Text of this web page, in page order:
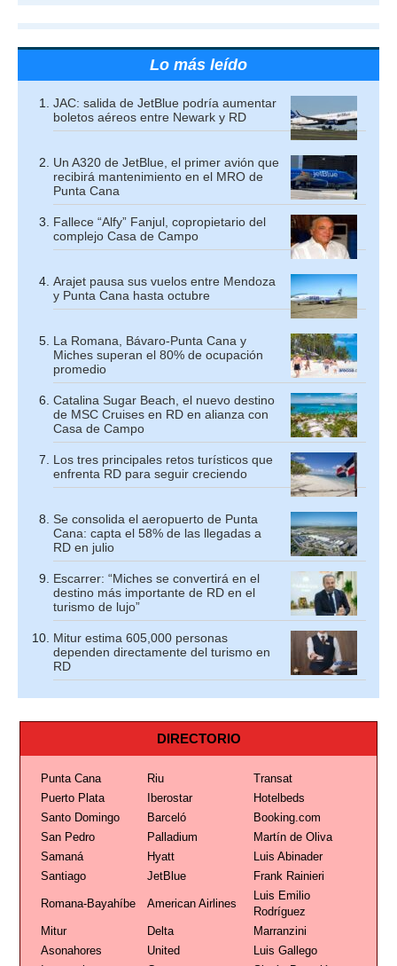
Lo más leído
JAC: salida de JetBlue podría aumentar
boletos aéreos entre Newark y RD
Un A320 de JetBlue, el primer avión que
recibirá mantenimiento en el MRO de
Punta Cana
Fallece “Alfy” Fanjul, copropietario del
complejo Casa de Campo
Arajet pausa sus vuelos entre Mendoza
y Punta Cana hasta octubre
La Romana, Bávaro-Punta Cana y
Miches superan el 80% de ocupación
promedio
Catalina Sugar Beach, el nuevo destino
de MSC Cruises en RD en alianza con
Casa de Campo
Los tres principales retos turísticos que
enfrenta RD para seguir creciendo
Se consolida el aeropuerto de Punta
Cana: capta el 58% de las llegadas a
RD en julio
Escarrer: “Miches se convertirá en el
destino más importante de RD en el
turismo de lujo”
Mitur estima 605,000 personas
dependen directamente del turismo en
RD
DIRECTORIO
Punta Cana Riu
Transat
Puerto Plata
Iberostar
Hotelbeds
Santo Domingo
Barceló
Booking.com
San Pedro
Palladium
Martín de Oliva
Samaná
Hyatt
Luis Abinader
Santiago
JetBlue Frank Rainieri
Romana-Bayahíbe American Airlines
Luis Emilio
Rodríguez
Mitur
Delta
Marranzini
Asonahores
United
Luis Gallego